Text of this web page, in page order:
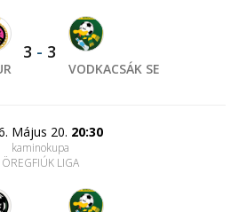
3 - 3
VODKACSÁK SE
Május 20. 20:30
kaminokupa
ÖREGFIÚK LIGA